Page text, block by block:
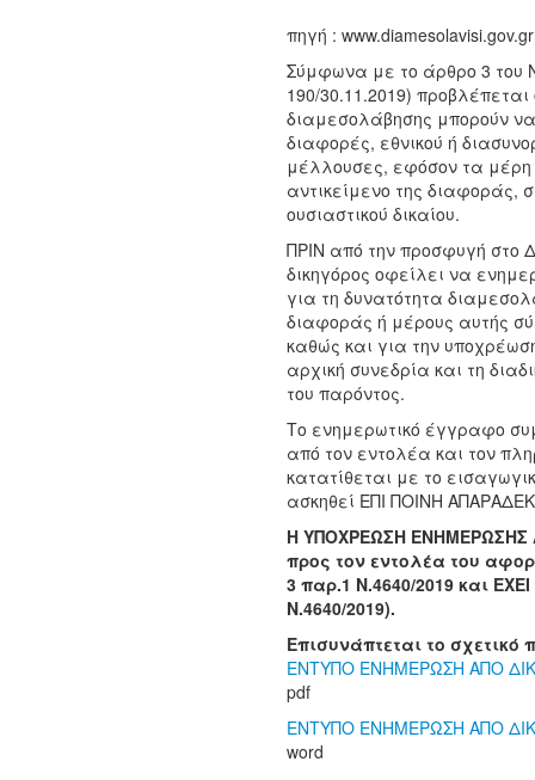
πηγή : www.diamesolavisi.gov.gr
Σύμφωνα με το άρθρο 3 του
190/30.11.2019) προβλέπεται
διαμεσολάβησης μπορούν
διαφορές, εθνικού ή
μέλλουσες, εφόσον τα μέρη
αντικείμενο της διαφοράς,
ουσιαστικού δικαίου.
ΠΡΙΝ από την προσφυγή στο
δικηγόρος οφείλει να
για τη δυνατότητα
διαφοράς ή μέρους αυτής
καθώς και για την
αρχική συνεδρία και τη
του παρόντος.
Το ενημερωτικό έγγραφο
από τον εντολέα και τον
κατατίθεται με το
ασκηθεί ΕΠΙ ΠΟΙΝΗ
Η ΥΠΟΧΡΕΩΣΗ ΕΝΗΜΕΡΩΣΗΣ
προς τον εντολέα του
3 παρ.1 Ν.4640/2019 και
Ν.4640/2019).
Επισυνάπτεται το σχετικό
ΕΝΤΥΠΟ ΕΝΗΜΕΡΩΣΗ ΑΠΟ
pdf
ΕΝΤΥΠΟ ΕΝΗΜΕΡΩΣΗ ΑΠΟ
word